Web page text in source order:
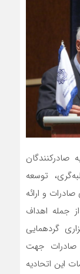
توسعه
و ارائه
جمله اهداف
گردهمایی
صادرات جهت
این اتحادیه